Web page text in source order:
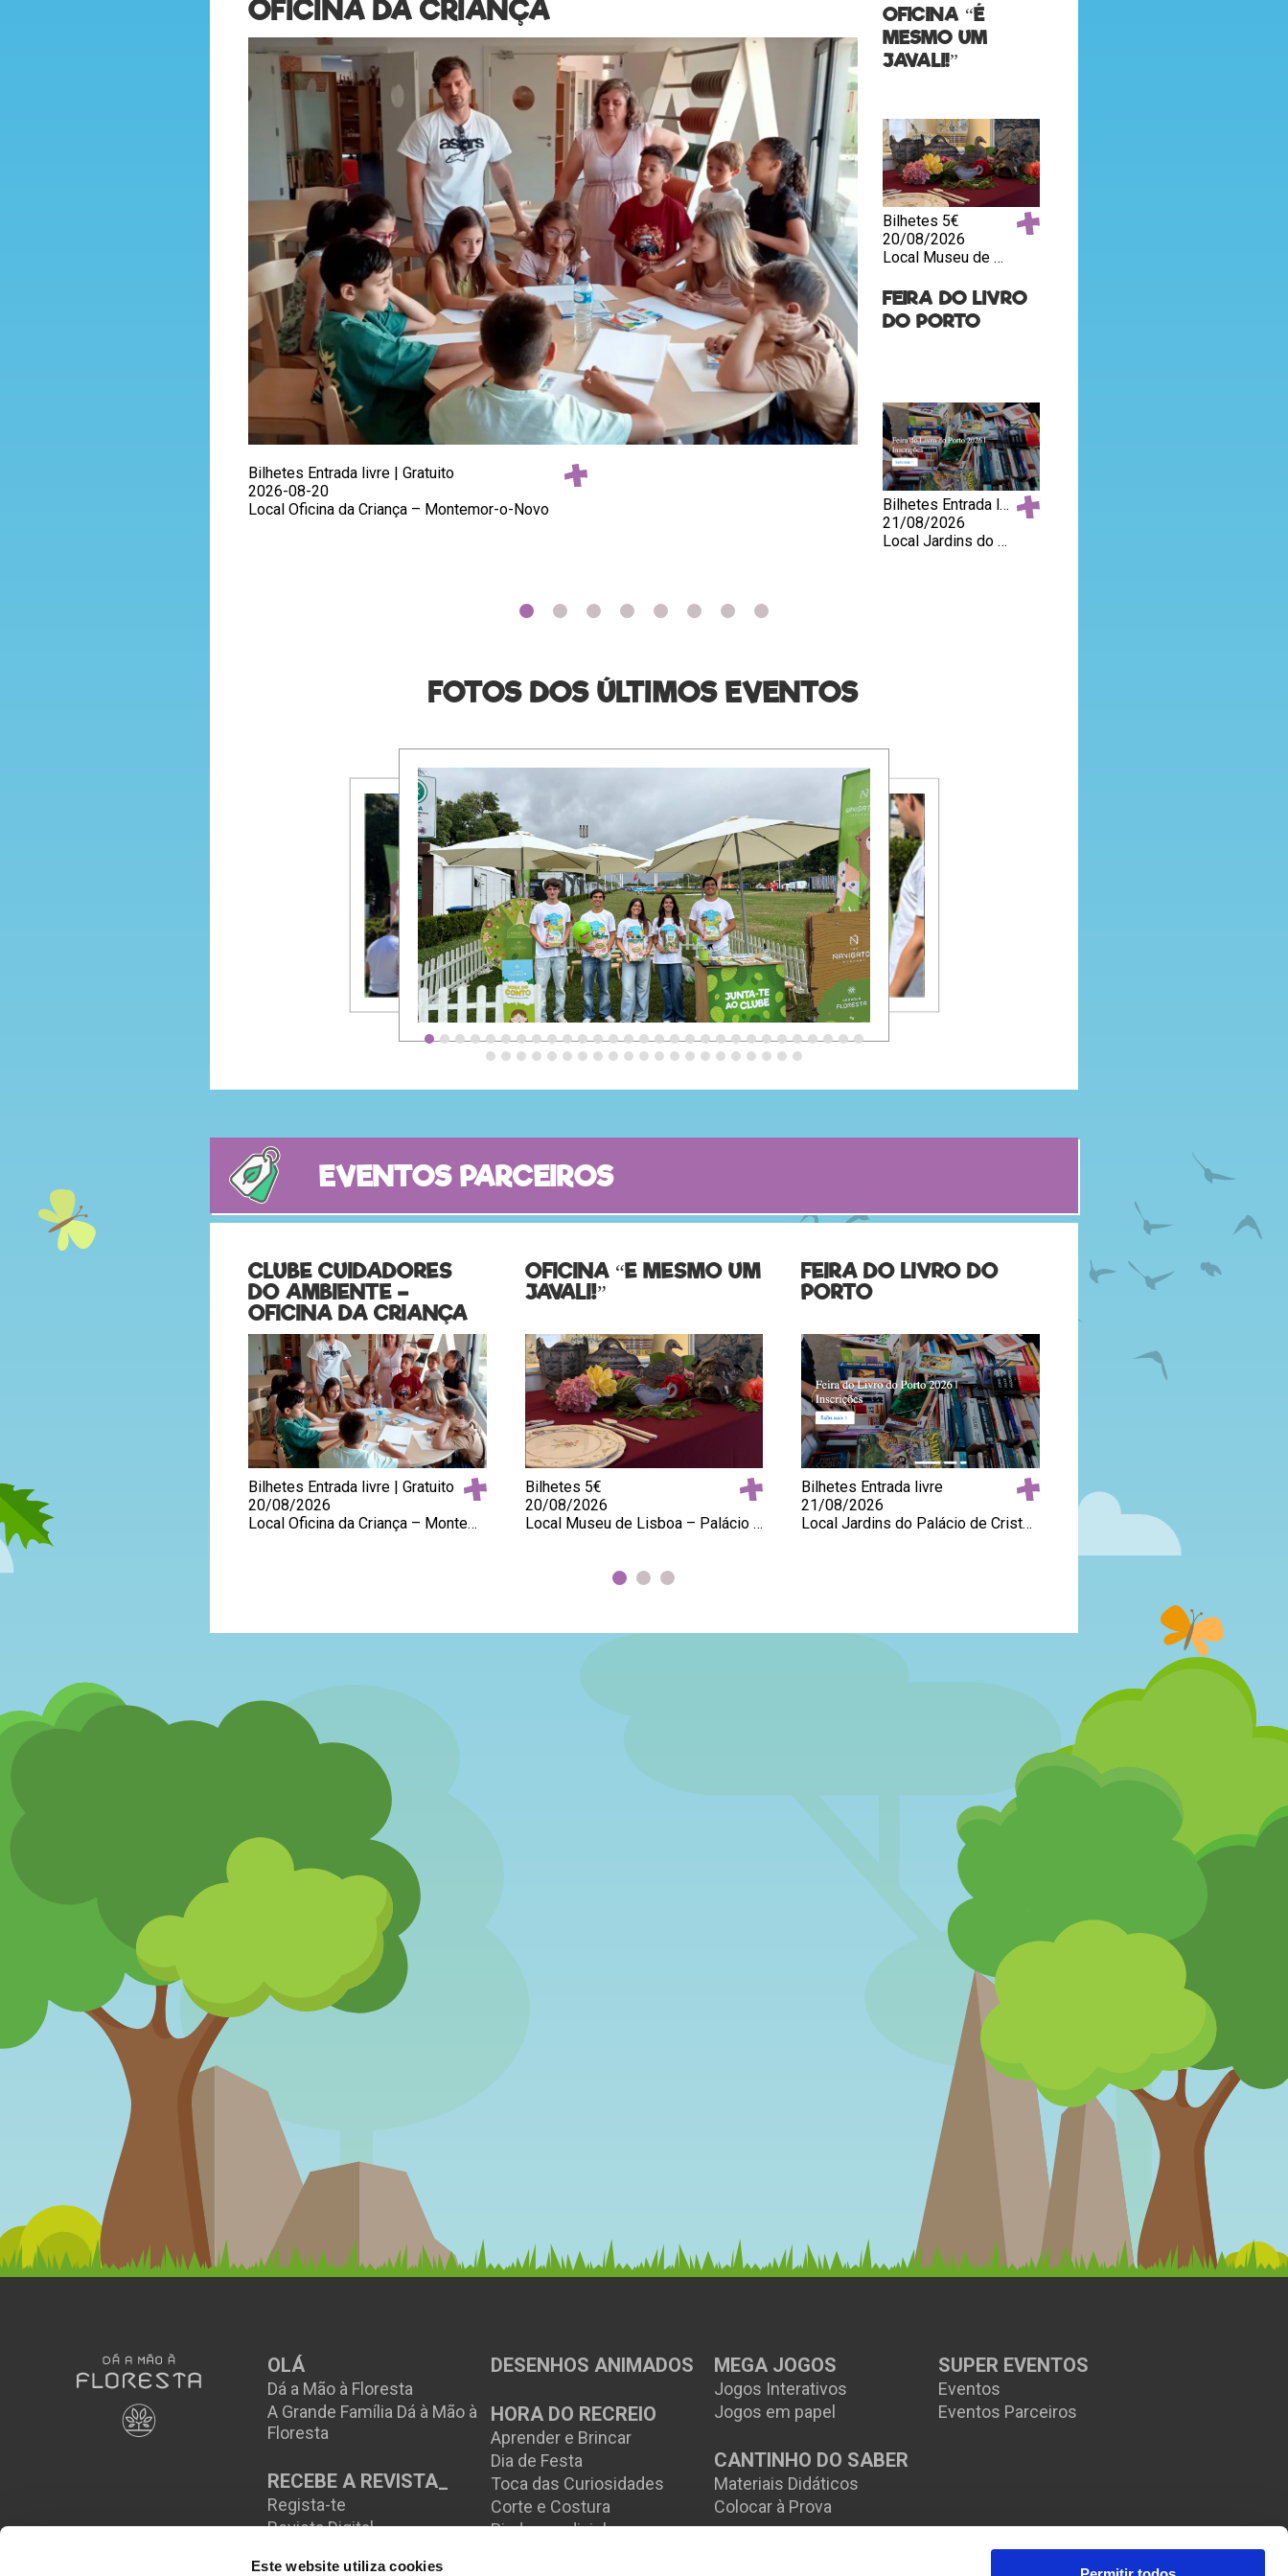
Este website utiliza cookies
OFICINA DA CRIANÇA
Bilhetes Entrada livre | Gratuito
2026-08-20
Local Oficina da Criança – Montemor-o-Novo
OFICINA “É
MESMO UM
JAVALI!”
Bilhetes 5€
20/08/2026
Local Museu de Lisboa – Palácio Pimenta, Lisboa
FEIRA DO LIVRO
DO PORTO
Bilhetes Entrada livre
21/08/2026
Local Jardins do Palácio de Cristal, Porto
22/08/2026
Local Porto
FEIRA DE
ARTESANATO
DO ESTORIL –
FIARTIL
24/08/2026
162€,90€/quinzena, com almoço, lanche e seguro incluídos
28/08/2026
Mata Nacional da Machada, Barreiro
OFICINAS
SAZONAIS DE
VERÃO – “AO
ÁRVORES”
04/09/2026
Local Centro de Educação para a Sustentabilidade do Núcleo Rural do Parque da Cidade, Porto
CUIDADORES DO
AMBIENTE –
OFICINA DA
CRIANÇA
Bilhetes Entrada livre | Gratuito
20/08/2026
Local Oficina da Criança – Montemor-o-Novo
Local Museu de Lisboa – Palácio Pimenta, Lisboa
FOTOS DOS ÚLTIMOS EVENTOS
EVENTOS PARCEIROS
CLUBE CUIDADORES
DO AMBIENTE –
OFICINA DA CRIANÇA
Bilhetes Entrada livre | Gratuito
20/08/2026
Local Oficina da Criança – Montemor-o-Novo
OFICINA “É MESMO UM
JAVALI!”
Bilhetes 5€
20/08/2026
Local Museu de Lisboa – Palácio Pimenta, Lisboa
FEIRA DO LIVRO DO
PORTO
Bilhetes Entrada livre
21/08/2026
Local Jardins do Palácio de Cristal, Porto
ROTA DAS ÁRVORES
22/08/2026
Local Porto
OLÁ
Dá a Mão à Floresta
A Grande Família Dá à Mão à
Floresta
RECEBE A REVISTA_
Regista-te
Revista Digital
DESENHOS ANIMADOS
HORA DO RECREIO
Aprender e Brincar
Dia de Festa
Toca das Curiosidades
Corte e Costura
Piadas e adivinhas
MEGA JOGOS
Jogos Interativos
Jogos em papel
CANTINHO DO SABER
Materiais Didáticos
Colocar à Prova
SUPER EVENTOS
Eventos
Eventos Parceiros